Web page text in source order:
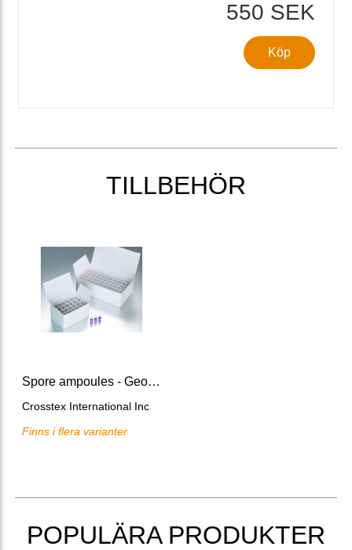
550 SEK
Köp
TILLBEHÖR
Spore ampoules - Geobacillus stearothermophilus - Steam
Crosstex International Inc
Finns i flera varianter
POPULÄRA PRODUKTER